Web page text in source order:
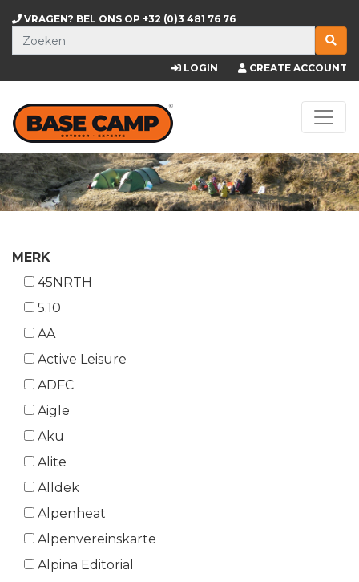
VRAGEN? BEL ONS OP +32 (0)3 481 76 76
LOGIN CREATE ACCOUNT
MERK
45NRTH
5.10
AA
Active Leisure
ADFC
Aigle
Aku
Alite
Alldek
Alpenheat
Alpenvereinskarte
Alpina Editorial